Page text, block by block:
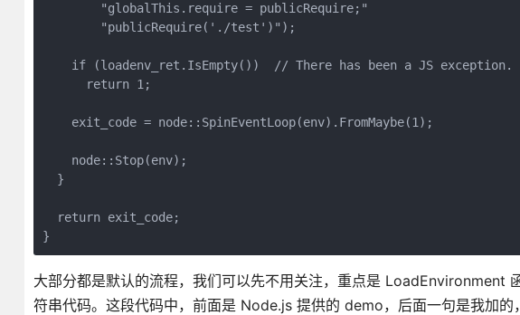
        "globalThis.require = publicRequire;"
        "publicRequire('./test')");
    if (loadenv_ret.IsEmpty())  // There has been a JS exception.
      return 1;
    exit_code = node::SpinEventLoop(env).FromMaybe(1);
    node::Stop(env);
  }
  return exit_code;
}
大部分都是默认的流程，我们可以先不用关注，重点是 LoadEnvironment
符串代码。这段代码中，前面是 Node.js 提供的 demo，后面一句是我加